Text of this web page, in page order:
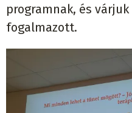
programnak, és
fogalmazott.